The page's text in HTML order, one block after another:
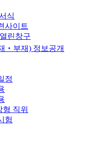
식
사이트
린창구
‧부재) 정보공개
정
직위
험